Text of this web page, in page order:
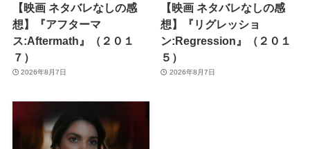
【映画 ネタバレなしの感
想】『アフターマ
ス:Aftermath』（２０１
７）
2026年8月7日
【映画 ネタバレなしの感
想】『リグレッショ
ン:Regression』（２０１
５）
2026年8月7日